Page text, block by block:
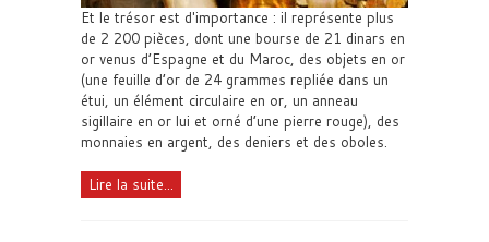
Et le trésor est d'importance : il représente plus
de 2 200 pièces, dont une bourse de 21 dinars en
or venus d’Espagne et du Maroc, des objets en or
(une feuille d’or de 24 grammes repliée dans un
étui, un élément circulaire en or, un anneau
sigillaire en or lui et orné d’une pierre rouge), des
monnaies en argent, des deniers et des oboles.
Lire la suite...